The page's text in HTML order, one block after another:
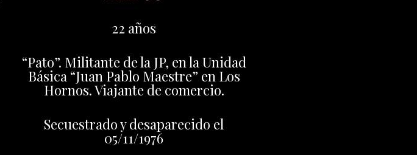
22 años
“Pato”. Militante de la JP, en la Unidad
Básica “Juan Pablo Maestre” en Los
Hornos. Viajante de comercio.
Secuestrado y desaparecido el
05/11/1976